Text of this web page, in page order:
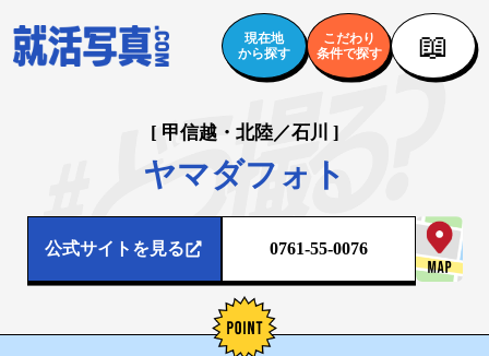
現在地
から探す
こだわり
条件で探す
📖
[ 甲信越・北陸／石川 ]
ヤマダフォト
公式サイトを見る 0761-55-0076